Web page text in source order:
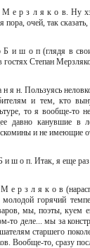
е р з л я к о в. Ну хэ-
пора, очей, так
и ш о п (глядя в свои
гостях Степан
я н. Пользуясь
и тем, кто
то я вообще-то
давно канувшие в
и не имеющие
и ш о п. Итак, я еще
е р з л я к о в
молодой горячий
мы, поэты, куем
то деле... мы за
старшего
Вообще-то, сразу